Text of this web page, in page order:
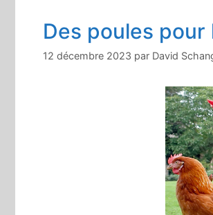
Des poules
12 décembre 2023 par David